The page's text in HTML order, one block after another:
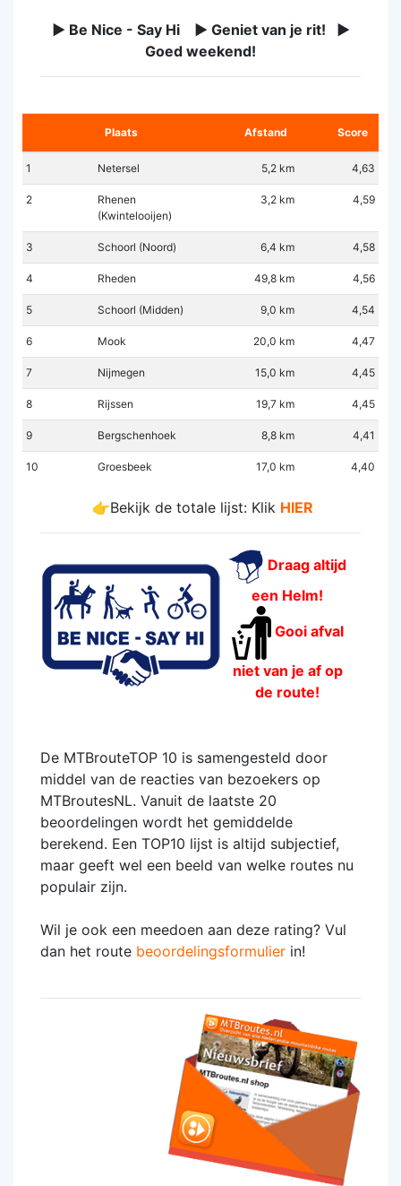
► Be Nice - Say Hi ► Geniet van je rit! ►
Goed weekend!
Plaats Afstand Score
1 Netersel 5,2 km 4,63
2
Rhenen
(Kwintelooijen)
3,2 km 4,59
3 Schoorl (Noord) 6,4 km 4,58
4 Rheden 49,8 km 4,56
5 Schoorl (Midden) 9,0 km 4,54
6 Mook 20,0 km 4,47
7 Nijmegen 15,0 km 4,45
8 Rijssen 19,7 km 4,45
9 Bergschenhoek 8,8 km 4,41
10 Groesbeek 17,0 km 4,40
👉Bekijk de totale lijst: Klik HIER
Draag altijd
een Helm!
Gooi afval
niet van je af op
de route!
De MTBrouteTOP 10 is samengesteld door
middel van de reacties van bezoekers op
MTBroutesNL. Vanuit de laatste 20
beoordelingen wordt het gemiddelde
berekend. Een TOP10 lijst is altijd subjectief,
maar geeft wel een beeld van welke routes nu
populair zijn.
Wil je ook een meedoen aan deze rating? Vul
dan het route beoordelingsformulier in!